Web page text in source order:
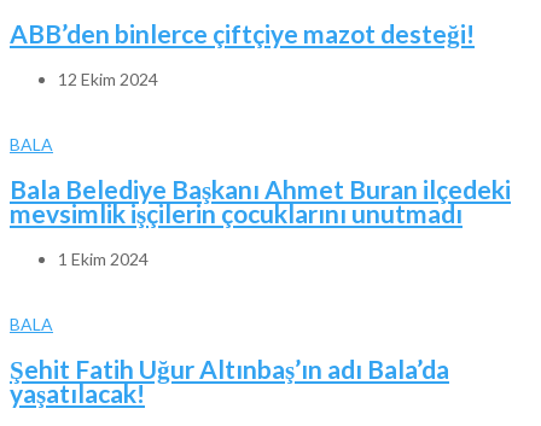
ABB’den binlerce çiftçiye mazot desteği!
12 Ekim 2024
BALA
Bala Belediye Başkanı Ahmet Buran ilçedeki
mevsimlik işçilerin çocuklarını unutmadı
1 Ekim 2024
BALA
Şehit Fatih Uğur Altınbaş’ın adı Bala’da
yaşatılacak!